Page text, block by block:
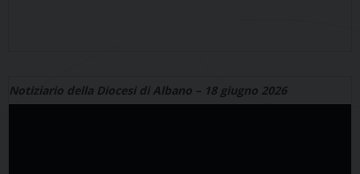
Notiziario della Diocesi di Albano – 18 giugno 2026